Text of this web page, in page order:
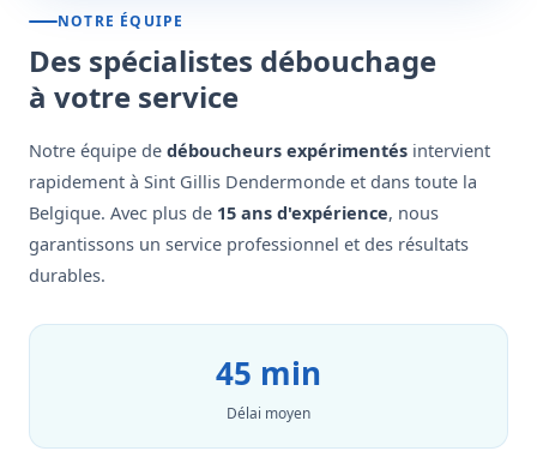
NOTRE ÉQUIPE
Des spécialistes débouchage
à votre service
Notre équipe de déboucheurs expérimentés intervient
rapidement à Sint Gillis Dendermonde et dans toute la
Belgique. Avec plus de 15 ans d'expérience, nous
garantissons un service professionnel et des résultats
durables.
45 min
Délai moyen